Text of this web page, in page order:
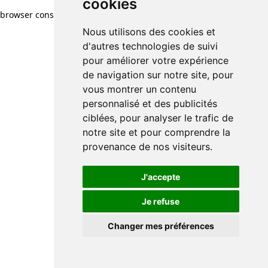
cookies
Nous utilisons des cookies et
d'autres technologies de suivi
pour améliorer votre expérience
de navigation sur notre site, pour
vous montrer un contenu
personnalisé et des publicités
ciblées, pour analyser le trafic de
notre site et pour comprendre la
provenance de nos visiteurs.
J'accepte
Je refuse
Changer mes préférences
browser console for more information)